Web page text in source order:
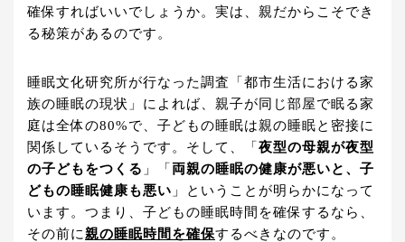
確保すればいいでしょうか。実は、親だからこそでき
る秘策があるのです。
睡眠文化研究所が行なった調査「都市生活における家
族の睡眠の現状」によれば、親子が同じ部屋で眠る家
庭は全体の80%で、子どもの睡眠は親の睡眠と密接に
関係しているそうです。そして、「 夜型の母親が夜型
の子どもをつくる 」「 両親の睡眠の健康が悪いと、子
どもの睡眠健康も悪い 」ということが明らかになって
います。つまり、子どもの睡眠時間を確保するなら、
その前に親の睡眠時間を確保するべきなのです。